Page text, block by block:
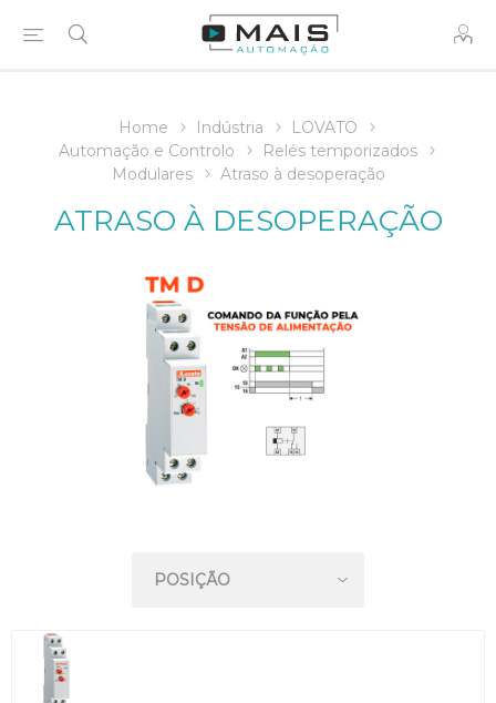
Home Indústria
LOVATO
Automação e Controlo
Relés temporizados
Modulares
Atraso à desoperação
ATRASO À DESOPERAÇÃO